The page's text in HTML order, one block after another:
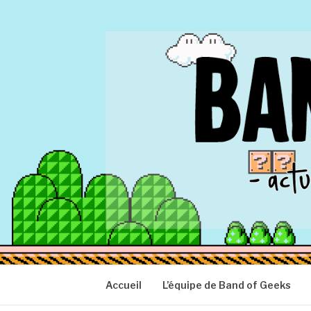
BAND OF
Actu Geek d'hier et d'aujourd'hui
Accueil L’équipe de Band of Geeks